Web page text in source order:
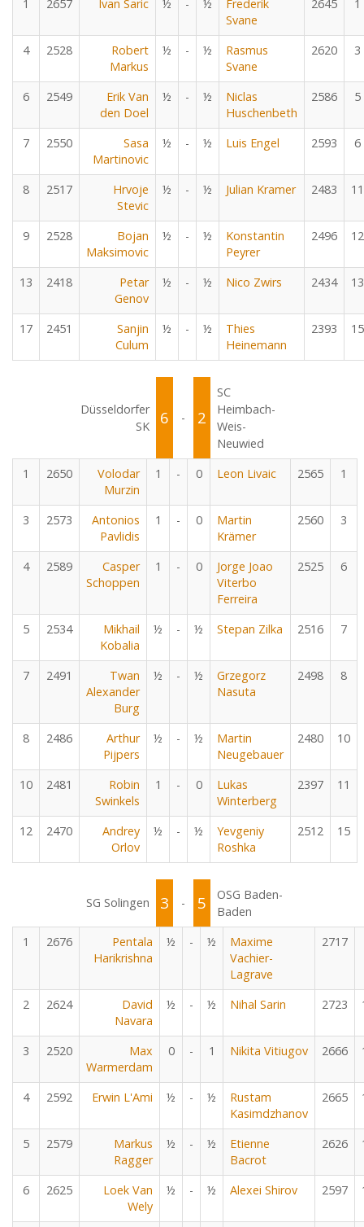
1 2657 Ivan Saric ½ - ½
Frederik
Svane
2645 1
4 2528
Robert
Markus
½ - ½
Rasmus
Svane
2620 3
6 2549
Erik Van
den Doel
½ - ½
Niclas
Huschenbeth
2586 5
7 2550
Sasa
Martinovic
½ - ½ Luis Engel 2593 6
8 2517
Hrvoje
Stevic
½ - ½ Julian Kramer 2483 11
9 2528
Bojan
Maksimovic
½ - ½
Konstantin
Peyrer
2496 12
13 2418
Petar
Genov
½ - ½ Nico Zwirs 2434 13
17 2451
Sanjin
Culum
½ - ½
Thies
Heinemann
2393 15
Düsseldorfer
SK
6 - 2
SC
Heimbach-
Weis-
Neuwied
1
2650
Volodar
Murzin
1 - 0 Leon Livaic 2565 1
3 2573
Antonios
Pavlidis
1 - 0
Martin
Krämer
2560 3
4 2589
Casper
Schoppen
1 - 0
Jorge Joao
Viterbo
Ferreira
2525 6
5 2534
Mikhail
Kobalia
½ - ½ Stepan Zilka 2516 7
7 2491
Twan
Alexander
Burg
½ - ½
Grzegorz
Nasuta
2498 8
8 2486
Arthur
Pijpers
½ - ½
Martin
Neugebauer
2480 10
10 2481
Robin
Swinkels
1 - 0
Lukas
Winterberg
2397 11
12 2470
Andrey
Orlov
½ - ½
Yevgeniy
Roshka
2512 15
SG Solingen 3 - 5
OSG Baden-
Baden
1
2676
Pentala
Harikrishna
½ - ½
Maxime
Vachier-
Lagrave
2717
2 2624
David
Navara
½ - ½ Nihal Sarin 2723
3 2520
Max
Warmerdam
0 - 1 Nikita Vitiugov 2666
4 2592 Erwin L'Ami ½ - ½
Rustam
Kasimdzhanov
2665
5 2579
Markus
Ragger
½ - ½
Etienne
Bacrot
2626
6 2625
Loek Van
Wely
½ - ½ Alexei Shirov 2597